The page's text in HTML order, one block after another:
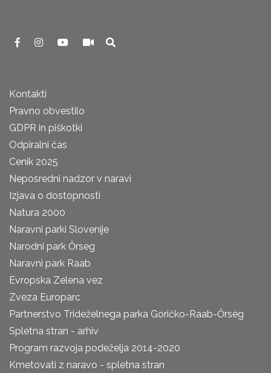
Kontakti
Pravno obvestilo
GDPR in piškotki
Odpiralni čas
Cenik 2025
Neposredni nadzor v naravi
Izjava o dostopnosti
Natura 2000
Naravni parki Slovenije
Narodni park Őrseg
Naravni park Raab
Evropska Zelena vez
Zveza Europarc
Partnerstvo Trideželnega parka Goričko-Raab-Őrség
Spletna stran - arhiv
Program razvoja podeželja 2014-2020
Kmetovati z naravo - spletna stran